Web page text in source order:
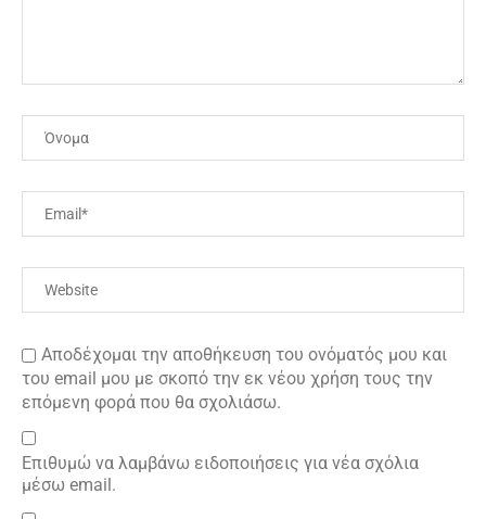
Αποδέχομαι την αποθήκευση του ονόματός μου και
του email μου με σκοπό την εκ νέου χρήση τους την
επόμενη φορά που θα σχολιάσω.
Επιθυμώ να λαμβάνω ειδοποιήσεις για νέα σχόλια
μέσω email.